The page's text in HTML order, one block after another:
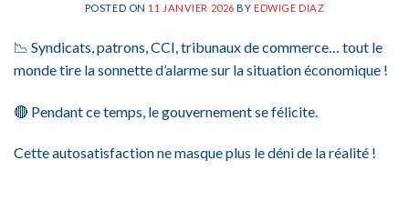
POSTED ON 11 JANVIER 2026 BYEDWIGE DIAZ
📉 Syndicats, patrons, CCI, tribunaux de commerce… tout le
monde tire la sonnette d’alarme sur la situation économique !
🔴 Pendant ce temps, le gouvernement se félicite.
Cette autosatisfaction ne masque plus le déni de la réalité !